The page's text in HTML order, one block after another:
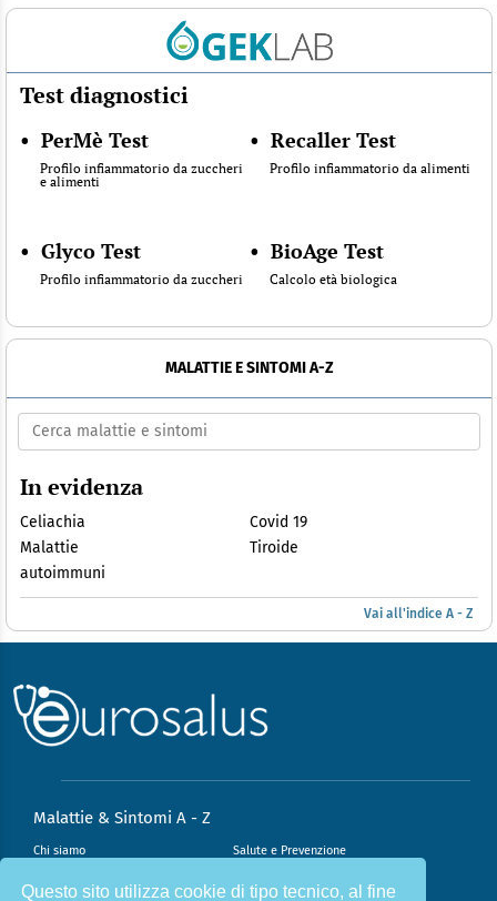
Questo sito utilizza cookie di tipo tecnico, al fine
Test diagnostici
• PerMè Test
Profilo infiammatorio da zuccheri
e alimenti
• Recaller Test
Profilo infiammatorio da alimenti
• Glyco Test
Profilo infiammatorio da zuccheri
• BioAge Test
Calcolo età biologica
MALATTIE E SINTOMI A-Z
In evidenza
Celiachia
Covid 19
Malattie
autoimmuni
Tiroide
Vai all'indice A - Z
Malattie & Sintomi A - Z
Chi siamo Salute e Prevenzione
Infiammazione e Allergia Direzione scientifica